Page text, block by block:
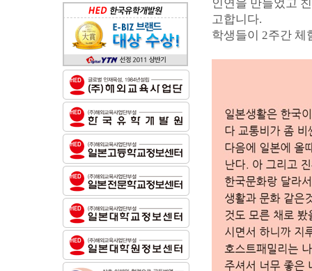
인연을 만들었고
고합니다.
학생들이 2주간 체